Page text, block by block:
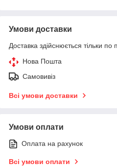
Умови доставки
Доставка здійснюється тільки по
Нова Пошта
Самовивіз
Всі умови доставки
Умови оплати
Оплата на рахунок
Всі умови оплати